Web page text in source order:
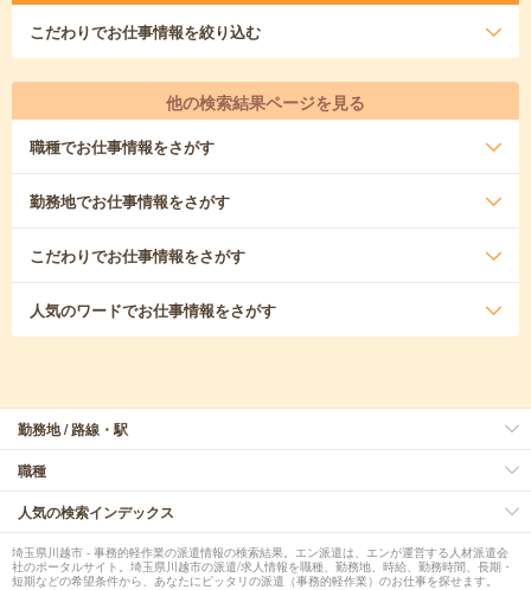
こだわりでお仕事情報を絞り込む
他の検索結果ページを見る
職種でお仕事情報をさがす
勤務地でお仕事情報をさがす
こだわりでお仕事情報をさがす
人気のワードでお仕事情報をさがす
勤務地 / 路線・駅
職種
人気の検索インデックス
埼玉県川越市 - 事務的軽作業の派遣情報の検索結果。エン派遣は、エンが運営する人材派遣会
社のポータルサイト。埼玉県川越市の派遣/求人情報を職種、勤務地、時給、勤務時間、長期・
短期などの希望条件から、あなたにピッタリの派遣（事務的軽作業）のお仕事を探せます。